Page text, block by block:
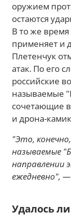
оружием
остаются
В то же
применяет и
Плетенчук
атак. По его
российские
называемые
сочетающие
и дрона-
"Это,
называемые
направлении
ежедневно", —
Удалось